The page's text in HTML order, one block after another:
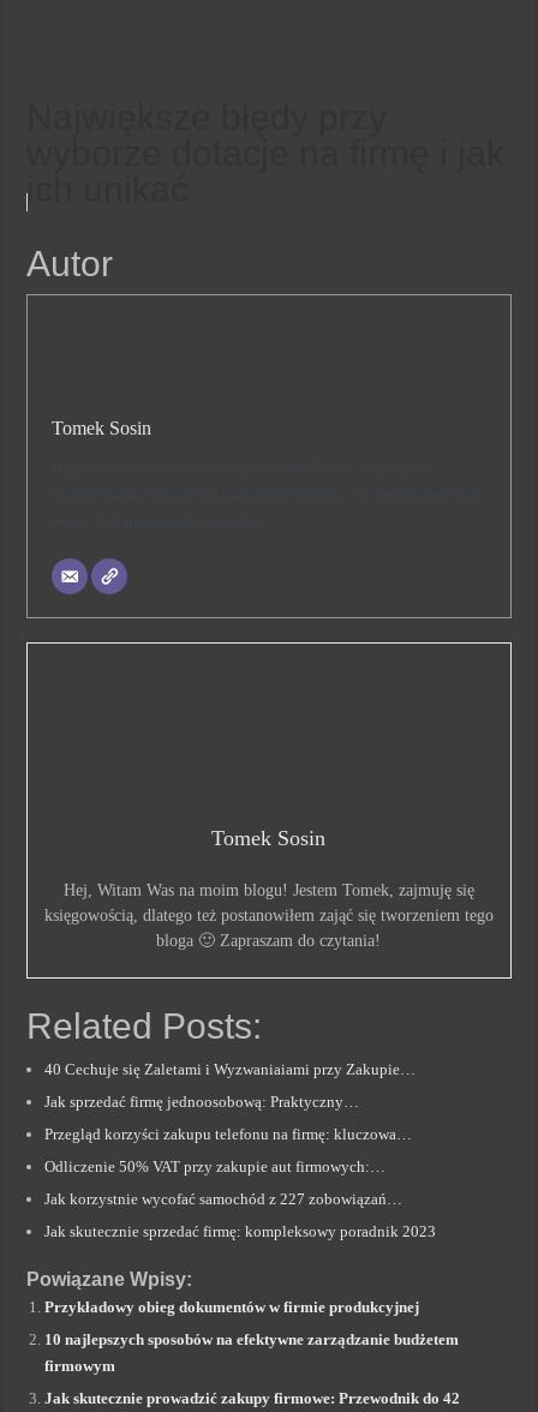
ich unikać
Autor
Tomek Sosin
Tomek Sosin
Hej, Witam Was na moim blogu! Jestem Tomek, zajmuję się
księgowością, dlatego też postanowiłem zająć się tworzeniem tego
bloga 🙂 Zapraszam do czytania!
Related Posts:
40 Cechuje się Zaletami i Wyzwaniaiami przy Zakupie…
Jak sprzedać firmę jednoosobową: Praktyczny…
Przegląd korzyści zakupu telefonu na firmę: kluczowa…
Odliczenie 50% VAT przy zakupie aut firmowych:…
Jak korzystnie wycofać samochód z 227 zobowiązań…
Jak skutecznie sprzedać firmę: kompleksowy poradnik 2023
Powiązane Wpisy:
Przykładowy obieg dokumentów w firmie produkcyjnej
10 najlepszych sposobów na efektywne zarządzanie budżetem
firmowym
Jak skutecznie prowadzić zakupy firmowe: Przewodnik do 42